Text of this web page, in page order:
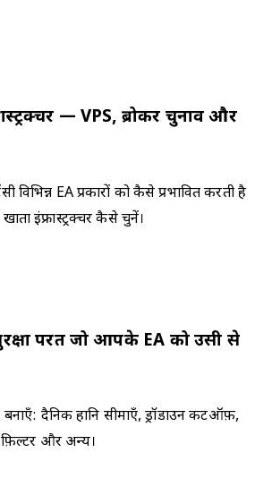
— VPS, ब्रोकर चुनाव और
EA प्रकारों को कैसे प्रभावित करती है
इंफ्रास्ट्रक्चर कैसे चुनें।
परत जो आपके EA को उसी से
दैनिक हानि सीमाएँ, ड्रॉडाउन कटऑफ़,
और अन्य।